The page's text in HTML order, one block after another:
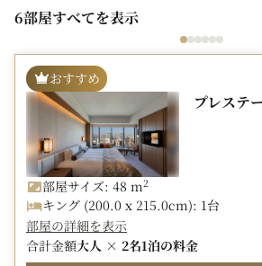
するか、ご予約金額と同額の現金を一
クアウトの際に精算いたします。
ご宿泊料金が1名あたり1泊1万円以上
より宿泊税（1万円～1万5千円未満：
上：200円）が別途かかります。
※お支払い方法（現地決済／オンラ
わらず、ホテルでのお支払いとなりま
※2027年4月1日泊以降、条例の改定
税額が変更となる可能性がございます。
■デポジットのご案内■
チェックインの際に、クレジットカ
するか、ご予約金額の200%の現金を
ックアウトの際に精算いたします。
6部屋すべてを表示
おすすめ
プレステ
部屋サイズ: 48 m2
キング (200.0 x 215.0cm): 1台
部屋の詳細を表示
合計金額大人 × 2名1泊の料金